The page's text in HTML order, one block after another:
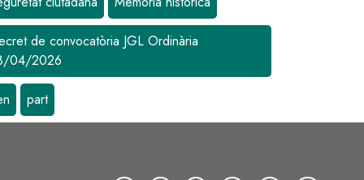
de convocatòria JGL Ordinària
04/2026
part